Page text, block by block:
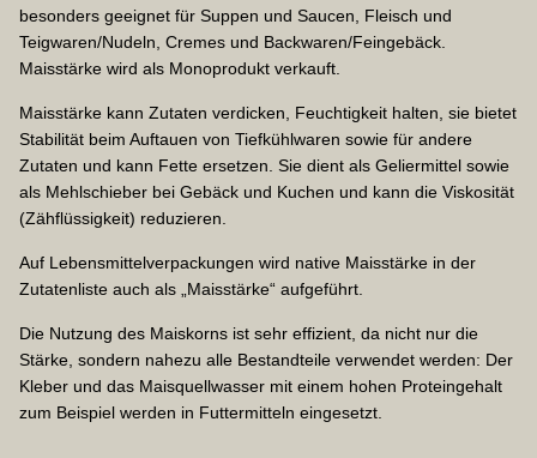
besonders geeignet für Suppen und Saucen, Fleisch und
Teigwaren/Nudeln, Cremes und Backwaren/Feingebäck.
Maisstärke wird als Monoprodukt verkauft.
Maisstärke kann Zutaten verdicken, Feuchtigkeit halten, sie bietet
Stabilität beim Auftauen von Tiefkühlwaren sowie für andere
Zutaten und kann Fette ersetzen. Sie dient als Geliermittel sowie
als Mehlschieber bei Gebäck und Kuchen und kann die Viskosität
(Zähflüssigkeit) reduzieren.
Auf Lebensmittelverpackungen wird native Maisstärke in der
Zutatenliste auch als „Maisstärke“ aufgeführt.
Die Nutzung des Maiskorns ist sehr effizient, da nicht nur die
Stärke, sondern nahezu alle Bestandteile verwendet werden: Der
Kleber und das Maisquellwasser mit einem hohen Proteingehalt
zum Beispiel werden in Futtermitteln eingesetzt.